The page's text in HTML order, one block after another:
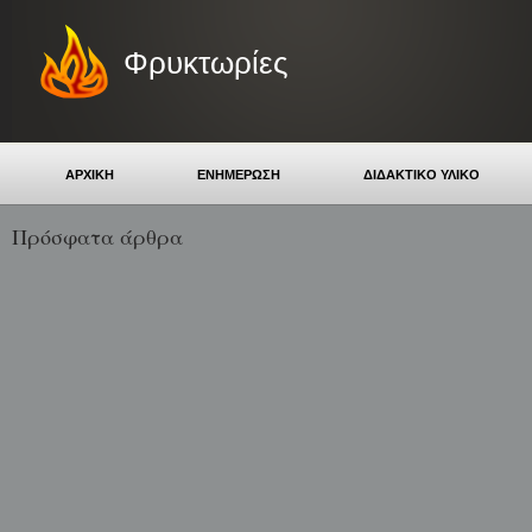
Φρυκτωρίες
ΑΡΧΙΚΗ ΕΝΗΜΕΡΩΣΗ ΔΙΔΑΚΤΙΚΟ ΥΛΙΚΟ
Πρόσφατα άρθρα